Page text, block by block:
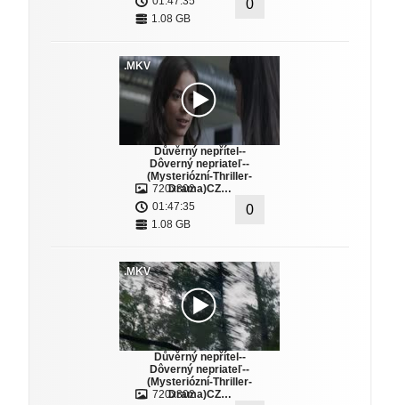
1.08 GB
0
.MKV
Důvěrný nepřítel--
Dôverný nepriateľ--
(Mysteriózní-Thriller-
Drama)CZ…
720x302
01:47:35
1.08 GB
0
.MKV
Důvěrný nepřítel--
Dôverný nepriateľ--
(Mysteriózní-Thriller-
Drama)CZ…
720x302